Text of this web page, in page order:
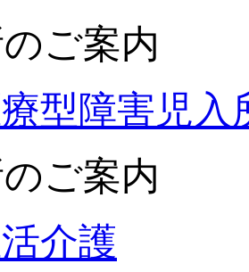
ご案内
療型障害児
ご案内
介護